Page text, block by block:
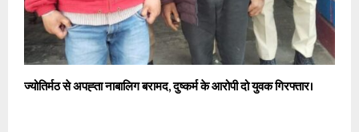
ज्योतिर्मठ से अपह्ता नाबालिग बरामद, दुष्कर्म के आरोपी दो युवक गिरफ्तार।